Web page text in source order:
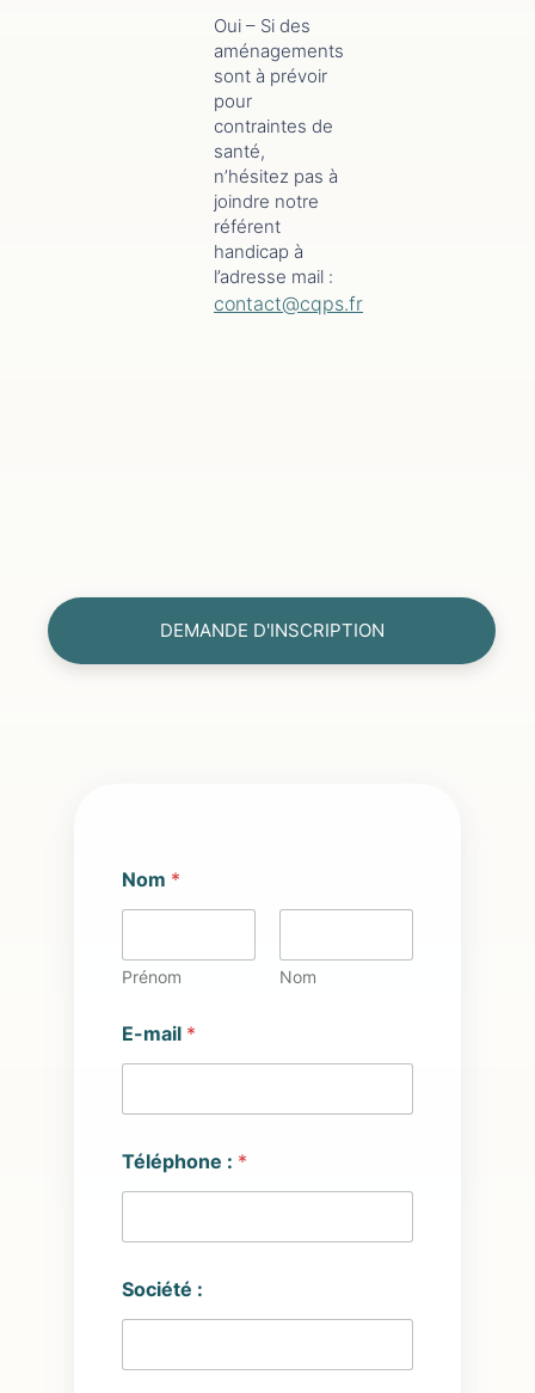
Oui – Si des
aménagements
sont à prévoir
pour
contraintes de
santé,
n’hésitez pas à
joindre notre
référent
handicap à
l’adresse mail :
contact@cqps.fr
DEMANDE D'INSCRIPTION
Nom *
Prénom Nom
E-mail *
Téléphone : *
Société :